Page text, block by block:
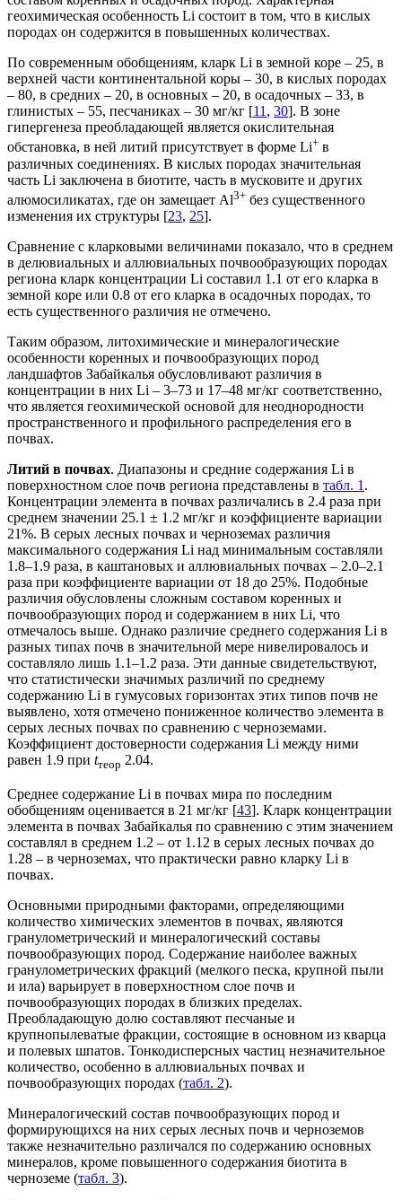
геохимическая особенность Li состоит в том, что в кислых
породах он содержится в повышенных количествах.
По современным обобщениям, кларк Li в земной коре – 25, в
верхней части континентальной коры – 30, в кислых породах
– 80, в средних – 20, в основных – 20, в осадочных – 33, в
глинистых – 55, песчаниках – 30 мг/кг [11 , 30]. В зоне
гипергенеза преобладающей является окислительная
обстановка, в ней литий присутствует в форме Li+ в
различных соединениях. В кислых породах значительная
часть Li заключена в биотите, часть в мусковите и других
алюмосиликатах, где он замещает Al3+ без существенного
изменения их структуры [23, 25].
Сравнение с кларковыми величинами показало, что в среднем
в делювиальных и аллювиальных почвообразующих породах
региона кларк концентрации Li составил 1.1 от его кларка в
земной коре или 0.8 от его кларка в осадочных породах, то
есть существенного различия не отмечено.
Таким образом, литохимические и минералогические
особенности коренных и почвообразующих пород
ландшафтов Забайкалья обусловливают различия в
концентрации в них Li – 3–73 и 17–48 мг/кг соответственно,
что является геохимической основой для неоднородности
пространственного и профильного распределения его в
почвах.
Литий в почвах. Диапазоны и средние содержания Li в
поверхностном слое почв региона представлены в табл. 1 .
Концентрации элемента в почвах различались в 2.4 раза при
среднем значении 25.1 ± 1.2 мг/кг и коэффициенте вариации
21%. В серых лесных почвах и черноземах различия
максимального содержания Li над минимальным составляли
1.8–1.9 раза, в каштановых и аллювиальных почвах – 2.0–2.1
раза при коэффициенте вариации от 18 до 25%. Подобные
различия обусловлены сложным составом коренных и
почвообразующих пород и содержанием в них Li, что
отмечалось выше. Однако различие среднего содержания Li в
разных типах почв в значительной мере нивелировалось и
составляло лишь 1.1–1.2 раза. Эти данные свидетельствуют,
что статистически значимых различий по среднему
содержанию Li в гумусовых горизонтах этих типов почв не
выявлено, хотя отмечено пониженное количество элемента в
серых лесных почвах по сравнению с черноземами.
Коэффициент достоверности содержания Li между ними
равен 1.9 при tтеор 2.04.
Среднее содержание Li в почвах мира по последним
обобщениям оценивается в 21 мг/кг [43]. Кларк концентрации
элемента в почвах Забайкалья по сравнению с этим значением
составлял в среднем 1.2 – от 1.12 в серых лесных почвах до
1.28 – в черноземах, что практически равно кларку Li в
почвах.
Основными природными факторами, определяющими
количество химических элементов в почвах, являются
гранулометрический и минералогический составы
почвообразующих пород. Содержание наиболее важных
гранулометрических фракций (мелкого песка, крупной пыли
и ила) варьирует в поверхностном слое почв и
почвообразующих породах в близких пределах.
Преобладающую долю составляют песчаные и
крупнопылеватые фракции, состоящие в основном из кварца
и полевых шпатов. Тонкодисперсных частиц незначительное
количество, особенно в аллювиальных почвах и
почвообразующих породах (табл. 2).
Минералогический состав почвообразующих пород и
формирующихся на них серых лесных почв и черноземов
также незначительно различался по содержанию основных
минералов, кроме повышенного содержания биотита в
черноземе (табл. 3).